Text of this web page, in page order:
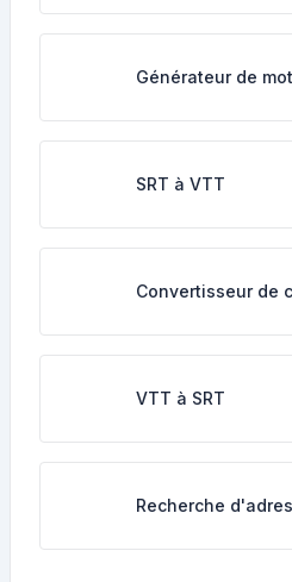
Générateur de
SRT à VTT
Convertisseur de
VTT à SRT
Recherche